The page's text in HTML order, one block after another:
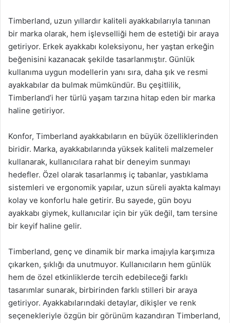
Timberland, uzun yıllardır kaliteli ayakkabılarıyla tanınan
bir marka olarak, hem işlevselliği hem de estetiği bir araya
getiriyor. Erkek ayakkabı koleksiyonu, her yaştan erkeğin
beğenisini kazanacak şekilde tasarlanmıştır. Günlük
kullanıma uygun modellerin yanı sıra, daha şık ve resmi
ayakkabılar da bulmak mümkündür. Bu çeşitlilik,
Timberland’i her türlü yaşam tarzına hitap eden bir marka
haline getiriyor.
Konfor, Timberland ayakkabıların en büyük özelliklerinden
biridir. Marka, ayakkabılarında yüksek kaliteli malzemeler
kullanarak, kullanıcılara rahat bir deneyim sunmayı
hedefler. Özel olarak tasarlanmış iç tabanlar, yastıklama
sistemleri ve ergonomik yapılar, uzun süreli ayakta kalmayı
kolay ve konforlu hale getirir. Bu sayede, gün boyu
ayakkabı giymek, kullanıcılar için bir yük değil, tam tersine
bir keyif haline gelir.
Timberland, genç ve dinamik bir marka imajıyla karşımıza
çıkarken, şıklığı da unutmuyor. Kullanıcıların hem günlük
hem de özel etkinliklerde tercih edebileceği farklı
tasarımlar sunarak, birbirinden farklı stilleri bir araya
getiriyor. Ayakkabılarındaki detaylar, dikişler ve renk
seçenekleriyle özgün bir görünüm kazandıran Timberland,